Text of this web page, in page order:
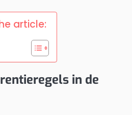
article:
in de